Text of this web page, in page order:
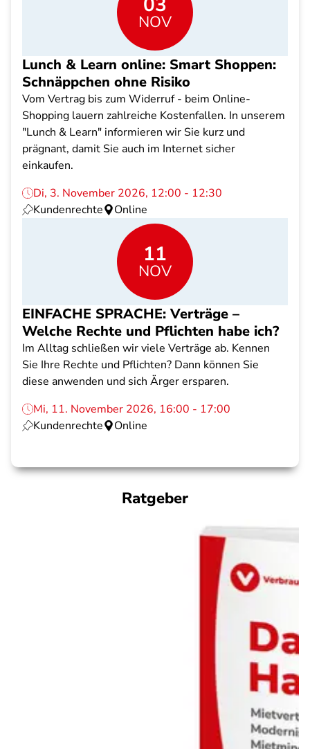
NOV
Lunch & Learn online: Smart Shoppen:
Schnäppchen ohne Risiko
Vom Vertrag bis zum Widerruf - beim Online-
Shopping lauern zahlreiche Kostenfallen. In unserem
"Lunch & Learn" informieren wir Sie kurz und
prägnant, damit Sie auch im Internet sicher
einkaufen.
Di, 3. November 2026, 12:00 - 12:30
Kundenrechte
Online
11
NOV
EINFACHE SPRACHE: Verträge –
Welche Rechte und Pflichten habe ich?
Im Alltag schließen wir viele Verträge ab. Kennen
Sie Ihre Rechte und Pflichten? Dann können Sie
diese anwenden und sich Ärger ersparen.
Mi, 11. November 2026, 16:00 - 17:00
Kundenrechte
Online
Ratgeber